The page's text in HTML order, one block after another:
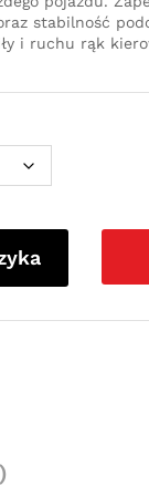
stabilność
i ruchu rąk